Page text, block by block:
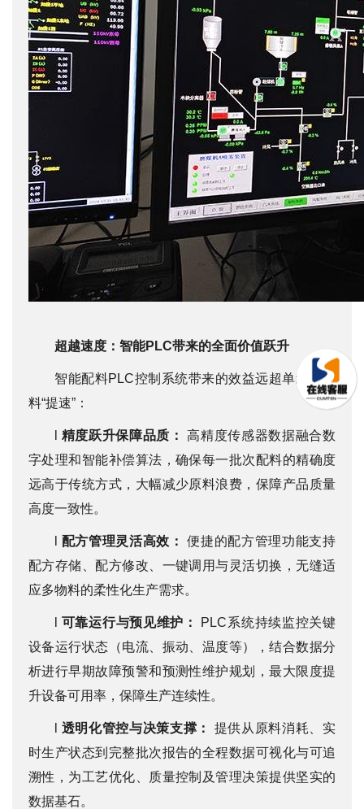
超越速度：智能PLC带来的全面价值跃升
智能配料PLC控制系统带来的效益远超单纯的配
料“提速”：
精度跃升保障品质：高精度传感器数据融合数
字处理和智能补偿算法，确保每一批次配料的精确度
远高于传统方式，大幅减少原料浪费，保障产品质量
高度一致性。
配方管理灵活高效：
便捷的配方管理功能支持
配方存储、配方修改、一键调用与灵活切换，无缝适
应多物料的柔性化生产需求。
可靠运行与预见维护：
PLC系统持续监控关键
设备运行状态（电流、振动、温度等），结合数据分
析进行早期故障预警和预测性维护规划，最大限度提
升设备可用率，保障生产连续性。
透明化管控与决策支撑： 提供从原料消耗、实
时生产状态到完整批次报告的全程数据可视化与可追
溯性，为工艺优化、质量控制及管理决策提供坚实的
数据基石。